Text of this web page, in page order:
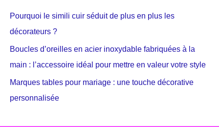
Pourquoi le simili cuir séduit de plus en plus les
décorateurs ?
Boucles d’oreilles en acier inoxydable fabriquées à la
main : l’accessoire idéal pour mettre en valeur votre style
Marques tables pour mariage : une touche décorative
personnalisée